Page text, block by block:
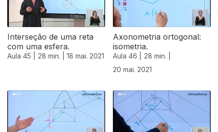
Interseção de uma reta
com uma esfera.
Aula 45 | 28 min. | 18 mai. 2021
Axonometria ortogonal:
isometria.
Aula 46 |
28 min. |
20 mai. 2021